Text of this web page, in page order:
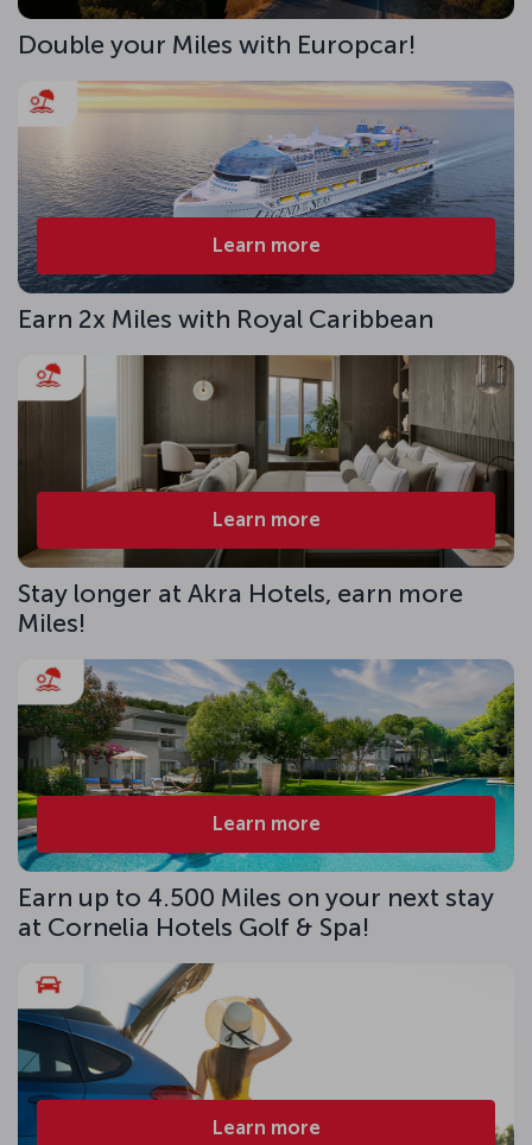
Double your Miles with Europcar!
Learn more
Earn 2x Miles with Royal Caribbean
Learn more
Stay longer at Akra Hotels, earn more
Miles!
Learn more
Earn up to 4.500 Miles on your next stay
at Cornelia Hotels Golf & Spa!
Learn more